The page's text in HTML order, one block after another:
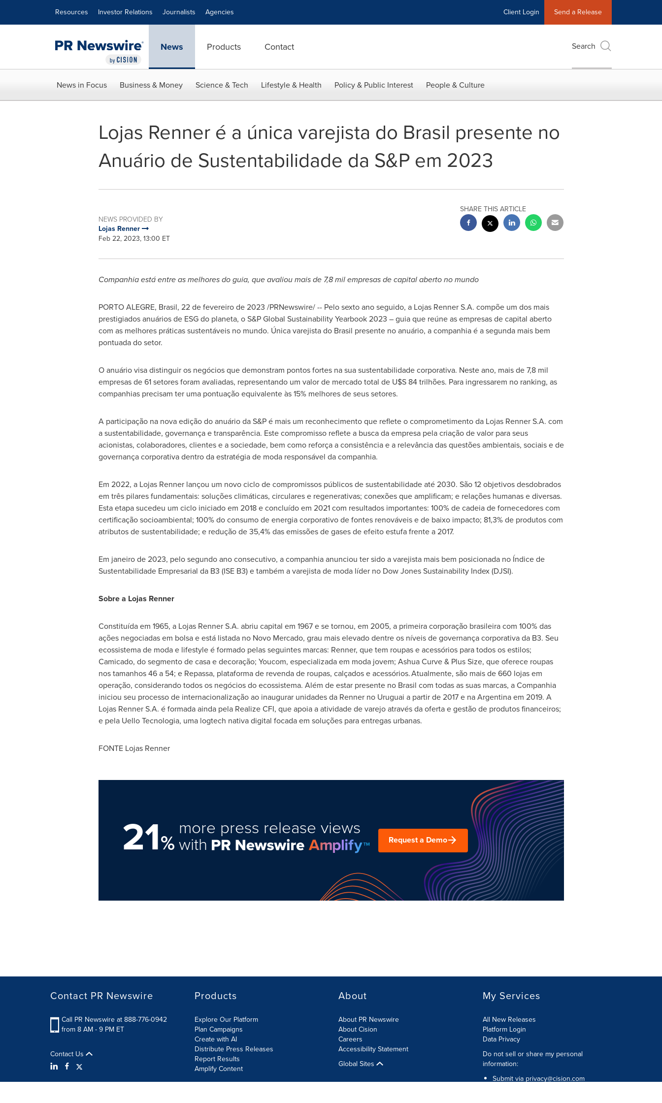
Resources Investor Relations Journalists Agencies Client Login Send a Release
News Products Contact Search
News in Focus Business & Money Science & Tech Lifestyle & Health Policy & Public Interest People & Culture
Lojas Renner é a única varejista do Brasil presente no
Anuário de Sustentabilidade da S&P em 2023
NEWS PROVIDED BY
Lojas Renner
Feb 22, 2023, 13:00 ET
SHARE THIS ARTICLE
Companhia está entre as melhores do guia, que avaliou mais de 7,8 mil empresas de capital aberto no mundo
PORTO ALEGRE, Brasil, 22 de fevereiro de 2023 /PRNewswire/ -- Pelo sexto ano seguido, a Lojas Renner S.A. compõe um dos mais
prestigiados anuários de ESG do planeta, o S&P Global Sustainability Yearbook 2023 – guia que reúne as empresas de capital aberto
com as melhores práticas sustentáveis no mundo. Única varejista do Brasil presente no anuário, a companhia é a segunda mais bem
pontuada do setor.
O anuário visa distinguir os negócios que demonstram pontos fortes na sua sustentabilidade corporativa. Neste ano, mais de 7,8 mil
empresas de 61 setores foram avaliadas, representando um valor de mercado total de U$S 84 trilhões. Para ingressarem no ranking, as
companhias precisam ter uma pontuação equivalente às 15% melhores de seus setores.
A participação na nova edição do anuário da S&P é mais um reconhecimento que reflete o comprometimento da Lojas Renner S.A. com
a sustentabilidade, governança e transparência. Este compromisso reflete a busca da empresa pela criação de valor para seus
acionistas, colaboradores, clientes e a sociedade, bem como reforça a consistência e a relevância das questões ambientais, sociais e de
governança corporativa dentro da estratégia de moda responsável da companhia.
Em 2022, a Lojas Renner lançou um novo ciclo de compromissos públicos de sustentabilidade até 2030. São 12 objetivos desdobrados
em três pilares fundamentais: soluções climáticas, circulares e regenerativas; conexões que amplificam; e relações humanas e diversas.
Esta etapa sucedeu um ciclo iniciado em 2018 e concluído em 2021 com resultados importantes: 100% de cadeia de fornecedores com
certificação socioambiental; 100% do consumo de energia corporativo de fontes renováveis e de baixo impacto; 81,3% de produtos com
atributos de sustentabilidade; e redução de 35,4% das emissões de gases de efeito estufa frente a 2017.
Em janeiro de 2023, pelo segundo ano consecutivo, a companhia anunciou ter sido a varejista mais bem posicionada no Índice de
Sustentabilidade Empresarial da B3 (ISE B3) e também a varejista de moda líder no Dow Jones Sustainability Index (DJSI).
Sobre a Lojas Renner
Constituída em 1965, a Lojas Renner S.A. abriu capital em 1967 e se tornou, em 2005, a primeira corporação brasileira com 100% das
ações negociadas em bolsa e está listada no Novo Mercado, grau mais elevado dentre os níveis de governança corporativa da B3. Seu
ecossistema de moda e lifestyle é formado pelas seguintes marcas: Renner, que tem roupas e acessórios para todos os estilos;
Camicado, do segmento de casa e decoração; Youcom, especializada em moda jovem; Ashua Curve & Plus Size, que oferece roupas
nos tamanhos 46 a 54; e Repassa, plataforma de revenda de roupas, calçados e acessórios. Atualmente, são mais de 660 lojas em
operação, considerando todos os negócios do ecossistema. Além de estar presente no Brasil com todas as suas marcas, a Companhia
iniciou seu processo de internacionalização ao inaugurar unidades da Renner no Uruguai a partir de 2017 e naArgentinaem 2019. A
Lojas Renner S.A. é formada ainda pela Realize CFI, que apoia a atividade de varejo através da oferta e gestão de produtos financeiros;
e pela Uello Tecnologia, uma logtech nativa digital focada em soluções para entregas urbanas.
FONTE Lojas Renner
21%
more press release views
with Request a Demo
Contact PR Newswire
Call PR Newswire at 888-776-0942
from 8 AM - 9 PM ET
Contact Us
Products
Explore Our Platform
Plan Campaigns
Create with AI
Distribute Press Releases
Report Results
Amplify Content
About
About PR Newswire
About Cision
Careers
Accessibility Statement
Global Sites
My Services
All New Releases
Platform Login
Data Privacy
Do not sell or share my personal
information:
Submit via privacy@cision.com